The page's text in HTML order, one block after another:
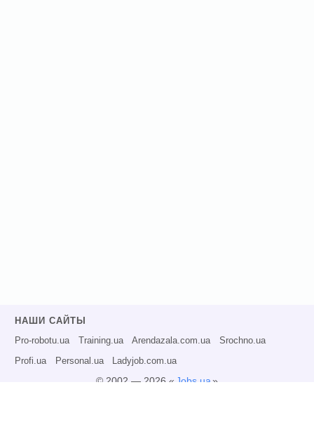
НАШИ САЙТЫ
Pro-robotu.ua Training.ua Arendazala.com.ua Srochno.ua
Profi.ua Personal.ua Ladyjob.com.ua
© 2002 — 2026 « Jobs.ua»